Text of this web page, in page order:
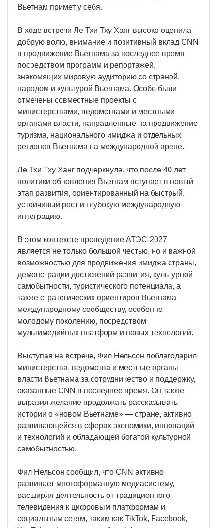
Вьетнам примет у себя.
В ходе встречи Ле Тхи Тху Ханг высоко оценила
добрую волю, внимание и позитивный вклад CNN
в продвижение Вьетнама за последнее время
посредством программ и репортажей,
знакомящих мировую аудиторию со страной,
народом и культурой Вьетнама. Особо были
отмечены совместные проекты с
министерствами, ведомствами и местными
органами власти, направленные на продвижение
туризма, национального имиджа и отдельных
регионов Вьетнама на международной арене.
Ле Тхи Тху Ханг подчеркнула, что после 40 лет
политики обновления Вьетнам вступает в новый
этап развития, ориентированный на быстрый,
устойчивый рост и глубокую международную
интеграцию.
В этом контексте проведение АТЭС-2027
является не только большой честью, но и важной
возможностью для продвижения имиджа страны,
демонстрации достижений развития, культурной
самобытности, туристического потенциала, а
также стратегических ориентиров Вьетнама
международному сообществу, особенно
молодому поколению, посредством
мультимедийных платформ и новых технологий.
Выступая на встрече, Фил Нельсон поблагодарил
министерства, ведомства и местные органы
власти Вьетнама за сотрудничество и поддержку,
оказанные CNN в последнее время. Он также
выразил желание продолжать рассказывать
истории о «новом Вьетнаме» — стране, активно
развивающейся в сферах экономики, инноваций
и технологий и обладающей богатой культурной
самобытностью.
Фил Нельсон сообщил, что CNN активно
развивает многоформатную медиасистему,
расширяя деятельность от традиционного
телевидения к цифровым платформам и
социальным сетям, таким как TikTok, Facebook,